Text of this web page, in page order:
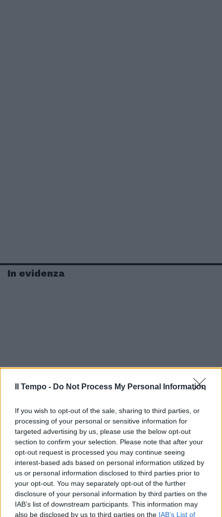
Il Tempo - Do Not Process My Personal Information
If you wish to opt-out of the sale, sharing to third parties, or
processing of your personal or sensitive information for
targeted advertising by us, please use the below opt-out
section to confirm your selection. Please note that after your
opt-out request is processed you may continue seeing
interest-based ads based on personal information utilized by
us or personal information disclosed to third parties prior to
your opt-out. You may separately opt-out of the further
disclosure of your personal information by third parties on the
IAB’s list of downstream participants. This information may
also be disclosed by us to third parties on the IAB’s List of
In evidenza